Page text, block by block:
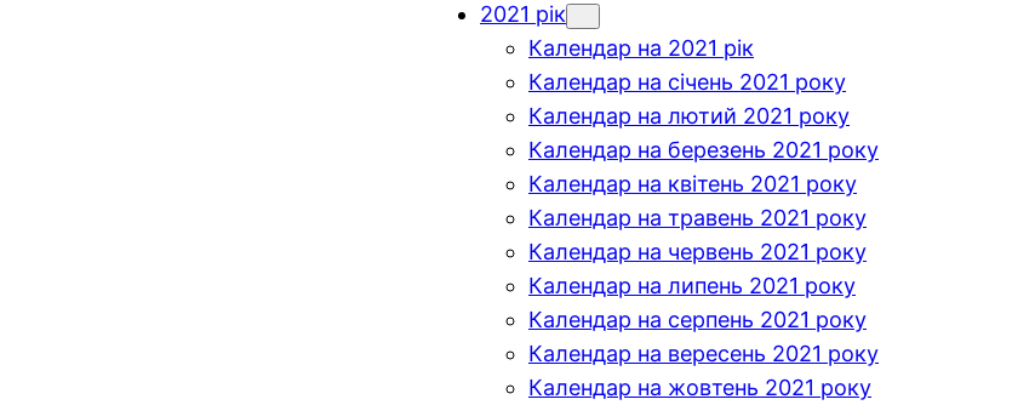
2021 рік
Календар на 2021 рік
Календар на січень 2021 року
Календар на лютий 2021 року
Календар на березень 2021 року
Календар на квітень 2021 року
Календар на травень 2021 року
Календар на червень 2021 року
Календар на липень 2021 року
Календар на серпень 2021 року
Календар на вересень 2021 року
Календар на жовтень 2021 року